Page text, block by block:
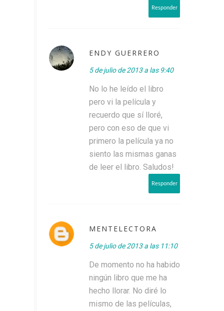
Responder
ENDY GUERRERO
5 de julio de 2013 a las 9:40
No lo he leído el libro
pero vi la película y
recuerdo que sí lloré,
pero con eso de que vi
primero la película ya no
siento las mismas ganas
de leer el libro. Saludos!
Responder
MENTELECTORA
5 de julio de 2013 a las 11:10
De momento no ha habido
ningún libro que me ha
hecho llorar. No diré lo
mismo de las películas,